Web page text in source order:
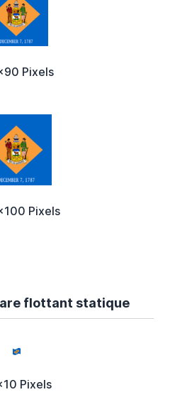
Pixels
Pixels
flottant statique
Pixels